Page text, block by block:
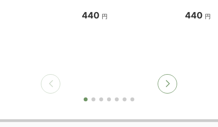
440 円 440 円